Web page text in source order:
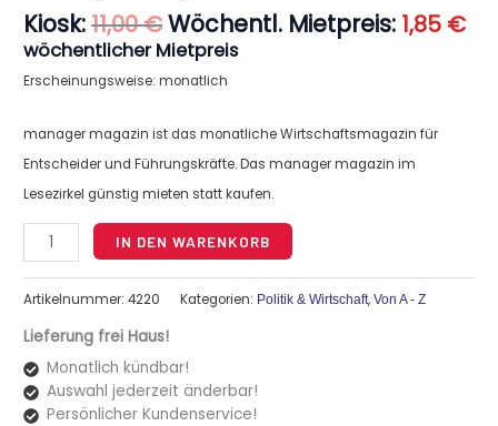
Kiosk:11,00€Wöchentl. Mietpreis: 1,85 €
wöchentlicher Mietpreis
Erscheinungsweise: monatlich
manager magazin ist das monatliche Wirtschaftsmagazin für
Entscheider und Führungskräfte. Das manager magazin im
Lesezirkel günstig mieten statt kaufen.
IN DEN WARENKORB
Artikelnummer:4220 Kategorien: Politik & Wirtschaft,Von A - Z
Lieferung frei Haus!
Monatlich kündbar!
Auswahl jederzeit änderbar!
Persönlicher Kundenservice!